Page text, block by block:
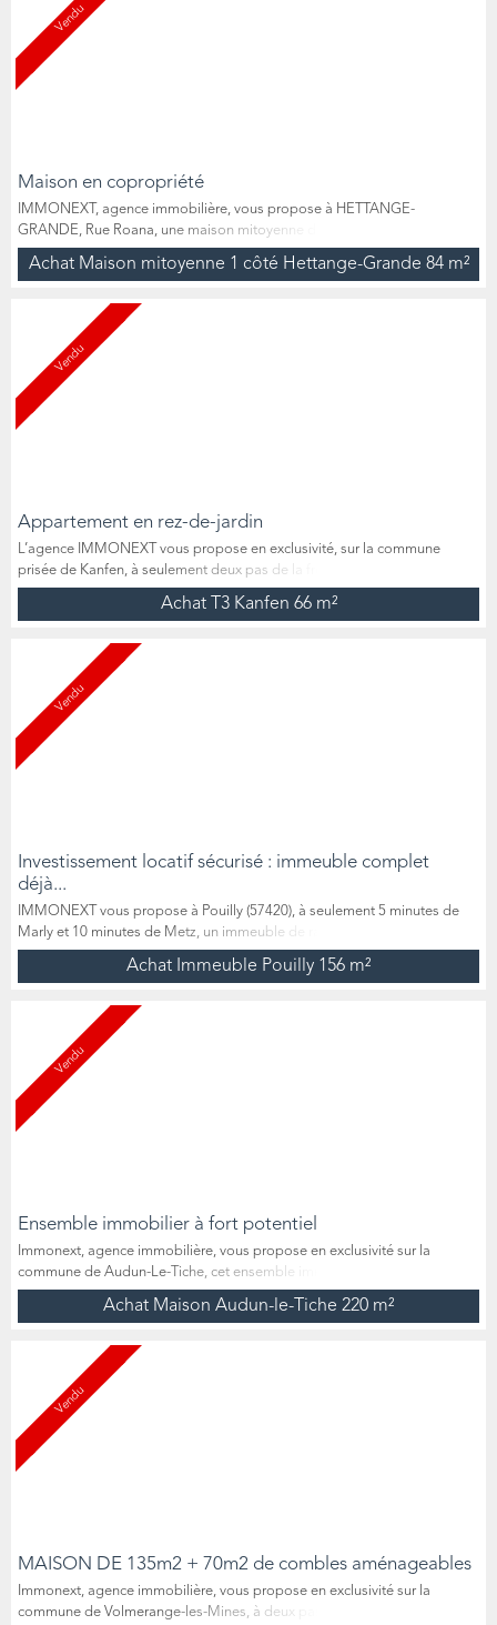
Vendu
Maison en copropriété
IMMONEXT, agence immobilière, vous propose à HETTANGE-
GRANDE, Rue Roana, une maison mitoyenne d’un côté, située en
copropriété au sein d’une résidence calme et récente. Cette maison,
construite sur deux niveaux et d’une surface de 84 m², se compose d’une
équipée ouverte sur un salon/séjour donnant directement accès à une...
Achat Maison mitoyenne 1 côté Hettange-Grande 84 m²
Vendu
Appartement en rez-de-jardin
L’agence IMMONEXT vous propose en exclusivité, sur la commune
prisée de Kanfen, à seulement deux pas de la frontière
luxembourgeoise, ce superbe appartement 3 pièces de 66 m², en rez-de-
jardin, avec terrasse couverte, jardin privatif, cave et 2 places de
d’une résidence récente et très calme, ce bien économe en énerg...
Achat T3 Kanfen 66 m²
Vendu
Investissement locatif sécurisé : immeuble complet
déjà...
IMMONEXT vous propose à Pouilly (57420), à seulement 5 minutes de
Marly et 10 minutes de Metz, un immeuble de rapport intégralement
loué, offrant une rentabilité annuelle d'environ 6,5 %. Il se compose au
rez-de-chaussée d'un appartement F4 avec trois chambres, un vaste
loué 590 €/mois hors charges, et au premier é...
Achat Immeuble Pouilly 156 m²
Vendu
Ensemble immobilier à fort potentiel
Immonext, agence immobilière, vous propose en exclusivité sur la
commune de Audun-Le-Tiche, cet ensemble immobilier à fort potentiel,
composé de 2 cellules commerciales, un appartement avec terrasse, des
combles à aménager, plusieurs caves, ainsi qu’un lot de 3 garages et des
pour une famille ayant besoin d'espace, ce...
Achat Maison Audun-le-Tiche 220 m²
Vendu
MAISON DE 135m2 + 70m2 de combles aménageables
Immonext, agence immobilière, vous propose en exclusivité sur la
commune de Volmerange-les-Mines, à deux pas de la gare et de la